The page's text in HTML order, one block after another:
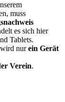
muss
es sich hier
Tablets.
wird nurein Gerät
Verein.